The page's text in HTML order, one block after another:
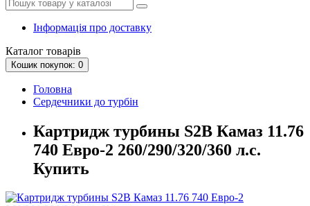
Інформація про доставку
Каталог товарів
Кошик покупок: 0
Головна
Сердечники до турбін
Картридж турбины S2B Камаз 11.76
740 Евро-2 260/290/320/360 л.с.
Купить